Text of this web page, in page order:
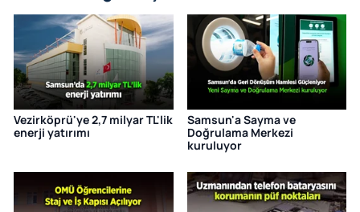
Vezirköprü'ye 2,7 milyar TL'lik
enerji yatırımı
Samsun'a Sayma ve
Doğrulama Merkezi
kuruluyor